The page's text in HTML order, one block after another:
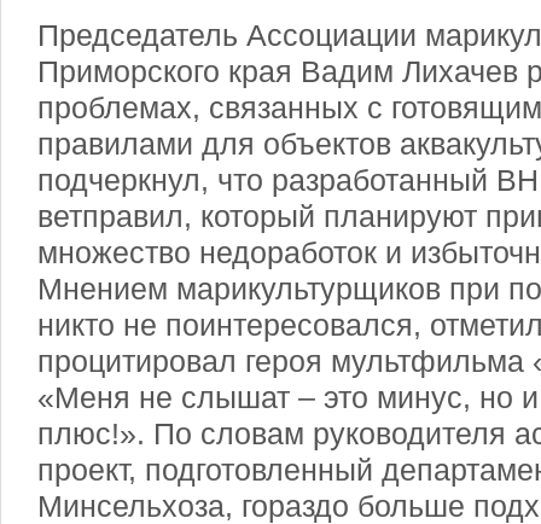
Председатель Ассоциации
Приморского края Вадим Лихачев
проблемах, связанных с
правилами для объектов
подчеркнул, что разработанный
ветправил, который планируют
множество недоработок и
Мнением марикультурщиков при
никто не поинтересовался,
процитировал героя мультфильма
«Меня не слышат – это минус, но и
плюс!». По словам руководителя
проект, подготовленный
Минсельхоза, гораздо больше